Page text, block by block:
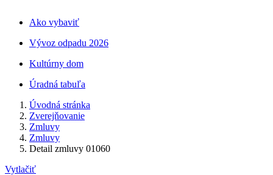
Ako vybaviť
Vývoz odpadu 2026
Kultúrny dom
Úradná tabuľa
Úvodná stránka
Zverejňovanie
Zmluvy
Zmluvy
Detail zmluvy 01060
Vytlačiť